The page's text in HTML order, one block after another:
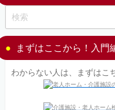
まずはここから！入門
わからない人は、まずはこ